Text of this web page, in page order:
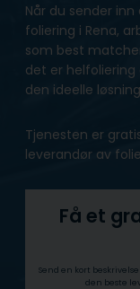
Når du sender
foliering i Rena,
som best
det er helfoliering
den ideelle
Tjenesten er
leverandør av
Få et
Send en kort
den beste